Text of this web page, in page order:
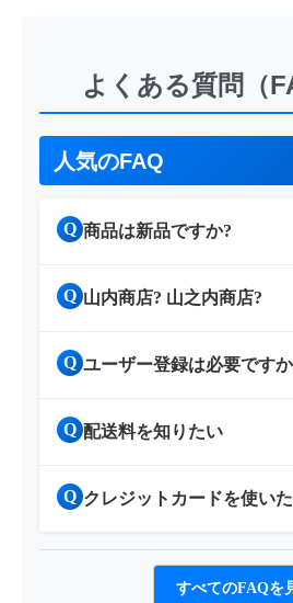
よくある質問（
人気のFAQ
Q 商品は新品ですか?
Q 山内商店? 山之内商店?
Q ユーザー登録は必要です
Q 配送料を知りたい
Q クレジットカードを使い
すべてのFAQを